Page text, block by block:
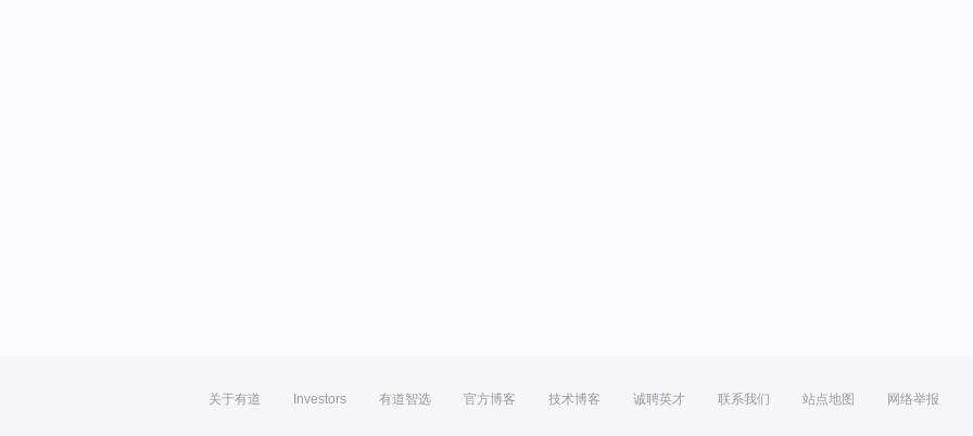
关于有道 Investors 有道智选 官方博客 技术博客 诚聘英才 联系我们 站点地图 网络举报